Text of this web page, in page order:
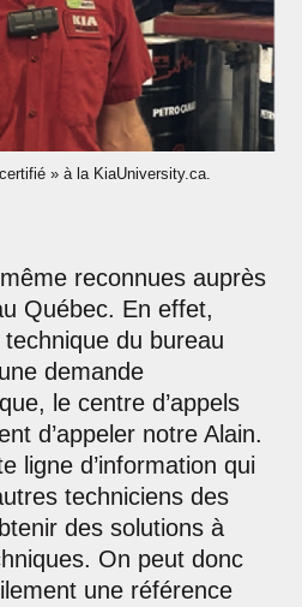
» à la KiaUniversity.ca.
reconnues auprès
Québec. En effet,
technique du bureau
demande
le centre d’appels
d’appeler notre Alain.
ligne d’information qui
techniciens des
des solutions à
On peut donc
une référence